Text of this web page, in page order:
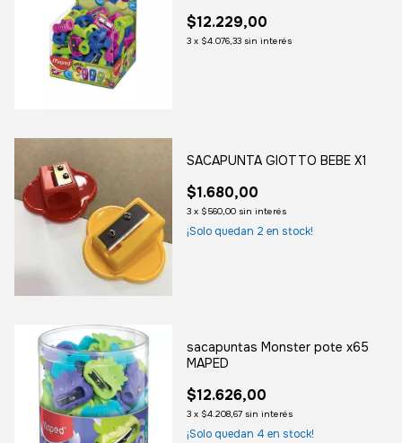
$12.229,00
3 x $4.076,33 sin interés
SACAPUNTA GIOTTO BEBE X1
$1.680,00
3 x $560,00 sin interés
¡Solo quedan 2 en stock!
sacapuntas Monster pote x65
MAPED
$12.626,00
3 x $4.208,67 sin interés
¡Solo quedan 4 en stock!